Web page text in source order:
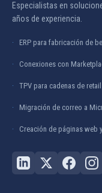
Especialistas en
años de experiencia.
ERP para fabricación de
Conexiones con
TPV para cadenas de
Migración de correo a
Creación de páginas web